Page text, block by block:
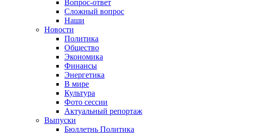
Вопрос-ответ
Сложный вопрос
Наши
Новости
Политика
Общество
Экономика
Финансы
Энергетика
В мире
Культура
Фото сессии
Актуальный репортаж
Выпуски
Бюллетнь Политика